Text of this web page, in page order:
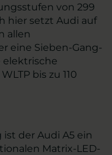
von 299
hier setzt Audi auf
allen
eine Sieben-Gang-
elektrische
bis zu 110
der Audi A5 ein
Matrix-LED-